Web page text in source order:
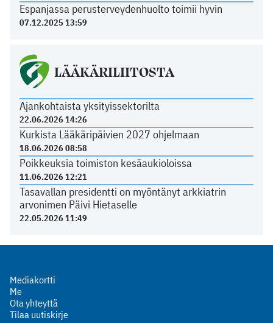
Espanjassa perusterveydenhuolto toimii hyvin
07.12.2025 13:59
LÄÄKÄRILIITOSTA
Ajankohtaista yksityissektorilta
22.06.2026 14:26
Kurkista Lääkäripäivien 2027 ohjelmaan
18.06.2026 08:58
Poikkeuksia toimiston kesäaukioloissa
11.06.2026 12:21
Tasavallan presidentti on myöntänyt arkkiatrin
arvonimen Päivi Hietaselle
22.05.2026 11:49
Mediakortti
Me
Ota yhteyttä
Tilaa uutiskirje